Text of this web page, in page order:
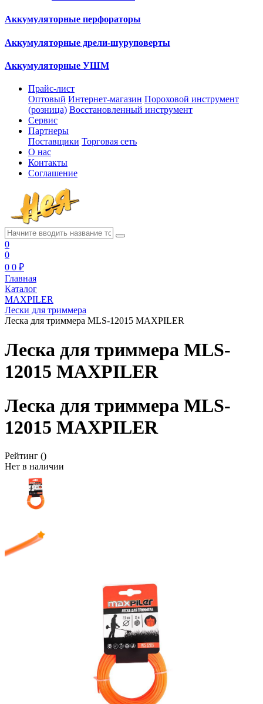
Аккумуляторные перфораторы
Аккумуляторные дрели-шуруповерты
Аккумуляторные УШМ
Прайс-лист
Оптовый Интернет-магазин Пороховой инструмент
(розница) Восстановленный инструмент
Сервис
Партнеры
Поставщики Торговая сеть
О нас
Контакты
Соглашение
0
0
0 0 ₽
Главная
Каталог
MAXPILER
Лески для триммера
Леска для триммера MLS-12015 MAXPILER
Леска для триммера MLS-
12015 MAXPILER
Леска для триммера MLS-
12015 MAXPILER
Рейтинг ()
Нет в наличии